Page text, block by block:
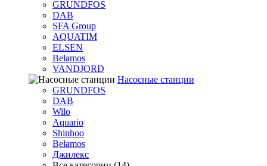
GRUNDFOS
DAB
SFA Group
AQUATIM
ELSEN
Belamos
VANDJORD
Насосные станции
GRUNDFOS
DAB
Wilo
Aquario
Shinhoo
Belamos
Джилекс